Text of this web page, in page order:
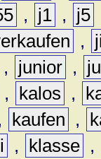
, j1 , j5
,
, junior ,
, kalos ,
kaufen ,
, klasse ,